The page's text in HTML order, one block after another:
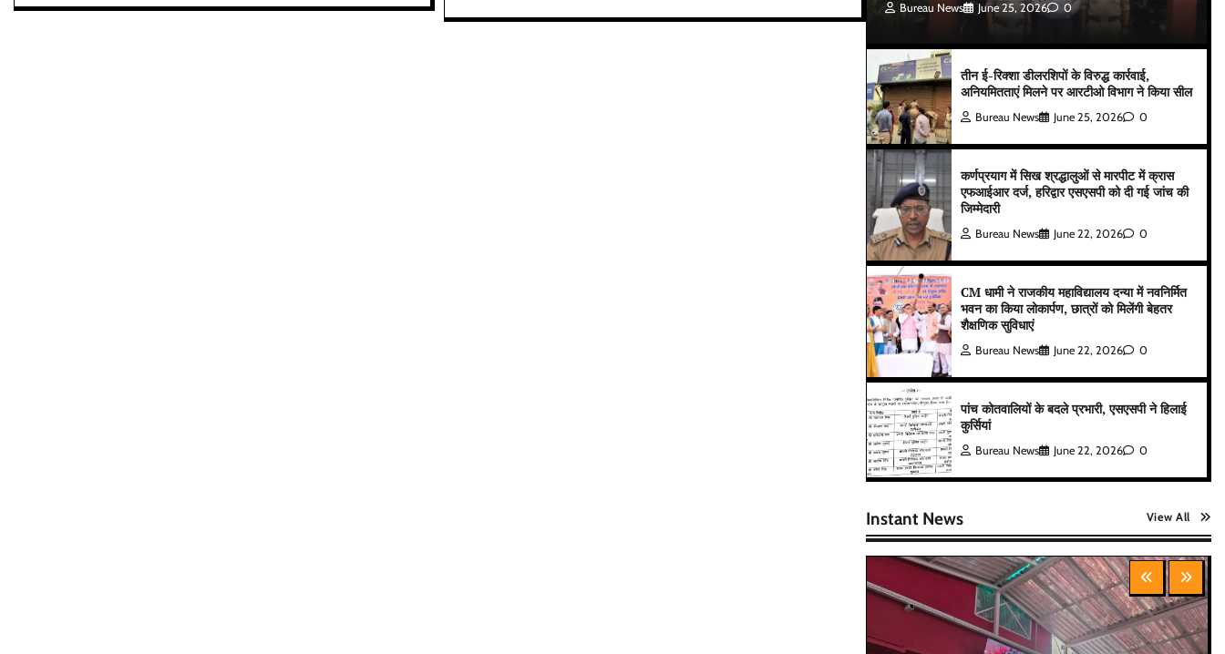
Bureau News June 25, 2026 0
तीन ई-रिक्शा डीलरशिपों के विरुद्ध कार्रवाई,
अनियमितताएं मिलने पर आरटीओ विभाग ने किया सील
Bureau News June 25, 2026 0
कर्णप्रयाग में सिख श्रद्धालुओं से मारपीट में क्रास
एफआईआर दर्ज, हरिद्वार एसएसपी को दी गई जांच की
जिम्मेदारी
Bureau News June 22, 2026 0
CM धामी ने राजकीय महाविद्यालय दन्या में नवनिर्मित
भवन का किया लोकार्पण, छात्रों को मिलेंगी बेहतर
शैक्षणिक सुविधाएं
Bureau News June 22, 2026 0
पांच कोतवालियों के बदले प्रभारी, एसएसपी ने हिलाई
कुर्सियां
Bureau News June 22, 2026 0
Instant News View All